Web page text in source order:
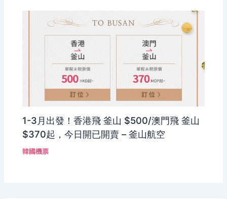
1-3月出發！香港飛 釜山 $500/澳門飛 釜山
$370起，今日開已開賣 – 釜山航空
韓國機票